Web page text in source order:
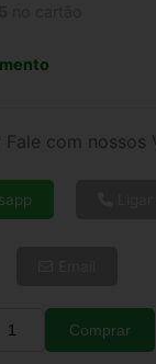
Fale com nossos
Quantidade
Comprar